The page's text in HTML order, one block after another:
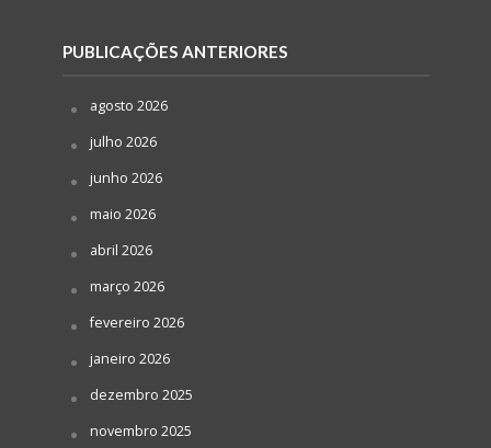
PUBLICAÇÕES ANTERIORES
agosto 2026
julho 2026
junho 2026
maio 2026
abril 2026
março 2026
fevereiro 2026
janeiro 2026
dezembro 2025
novembro 2025